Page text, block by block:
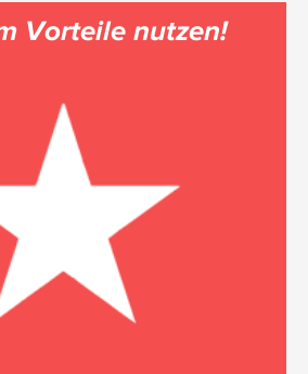
Vorteile nutzen!